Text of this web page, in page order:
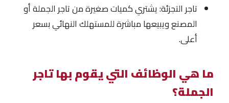
تاجر التجزئة: يشتري كميات صغيرة من تاجر الجملة أو
المصنع ويبيعها مباشرة للمستهلك النهائي بسعر
أعلى.
ما هي الوظائف التي يقوم بها تاجر
الجملة؟